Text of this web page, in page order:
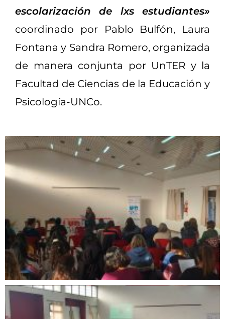
escolarización de lxs estudiantes»
coordinado por Pablo Bulfón, Laura
Fontana y Sandra Romero, organizada
de manera conjunta por UnTER y la
Facultad de Ciencias de la Educación y
Psicología-UNCo.